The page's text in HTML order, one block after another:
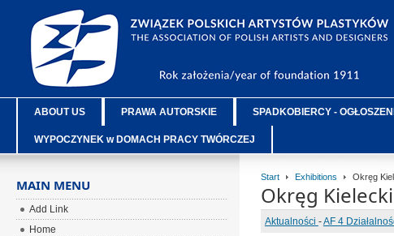
ABOUT US PRAWA AUTORSKIE SPADKOBIERCY -
WYPOCZYNEK w DOMACH PRACY TWÓRCZEJ
Start Exhibitions Okręg
Okręg Kielecki
Aktualności -AF 4
MAIN MENU
Add Link
Home